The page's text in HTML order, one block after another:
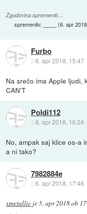
Zgodovina sprememb…
spremenilo: (6. apr
Furbo
::6. apr 2018, 15:47
Na srečo ima Apple ljudi,
CAN'T
Poldi112
::6. apr 2018, 16:24
No, ampak saj klice os-a
a ni tako?
7982884e
::6. apr 2018, 17:46
xmetallic je5. apr 2018 ob